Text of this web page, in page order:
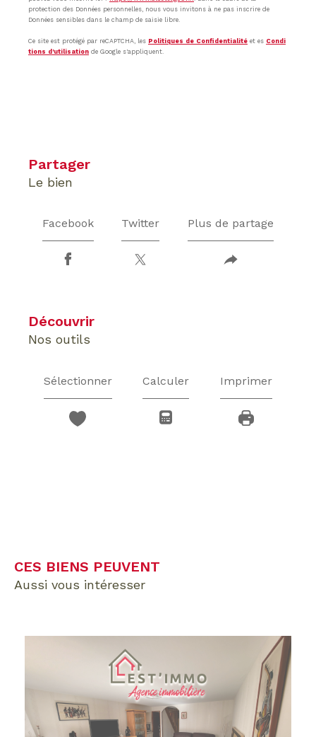
protection des Données personnelles, nous vous invitons à ne pas inscrire de
Données sensibles dans le champ de saisie libre.
Ce site est protégé par reCAPTCHA, les Politiques de Confidentialité et es Condi
tions d'utilisation de Google s'appliquent.
partager
le bien
Facebook Twitter Plus de partage
découvrir
nos outils
Sélectionner Calculer Imprimer
CES BIENS PEUVENT
aussi vous intéresser